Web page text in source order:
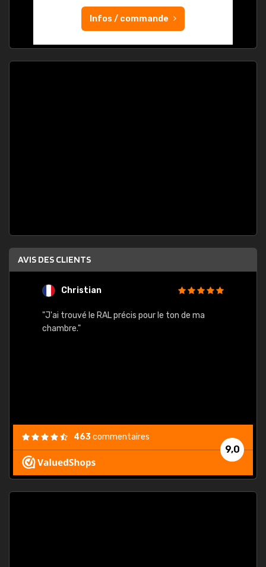
Infos / commande
AVIS DES CLIENTS
Christian
"J'ai trouvé le RAL précis pour le ton de ma
chambre."
9,0
463commentaires